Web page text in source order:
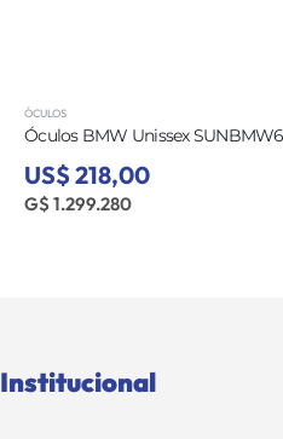
ÓCULOS
Óculos BMW Unissex
US$ 218,00
G$ 1.299.280
Institucional